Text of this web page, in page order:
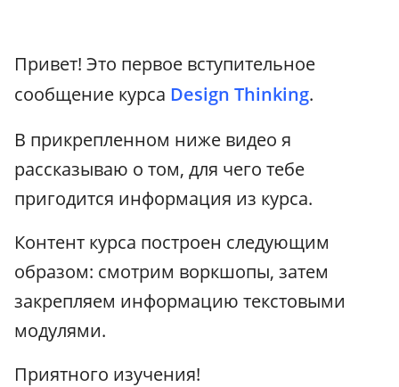
Привет! Это первое вступительное
сообщение курса Design Thinking.
В прикрепленном ниже видео я
рассказываю о том, для чего тебе
пригодится информация из курса.
Контент курса построен следующим
образом: смотрим воркшопы, затем
закрепляем информацию текстовыми
модулями.
Приятного изучения!